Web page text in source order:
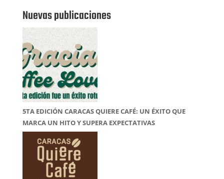
Nuevas publicaciones
5TA EDICIÓN CARACAS QUIERE CAFÉ: UN ÉXITO QUE
MARCA UN HITO Y SUPERA EXPECTATIVAS